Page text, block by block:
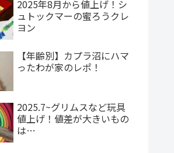
2025年8月から値上げ！シ
ュトックマーの蜜ろうクレ
ヨン
【年齢別】カプラ沼にハマ
ったわが家のレポ！
2025.7~グリムスなど玩具
値上げ！値差が大きいもの
は…